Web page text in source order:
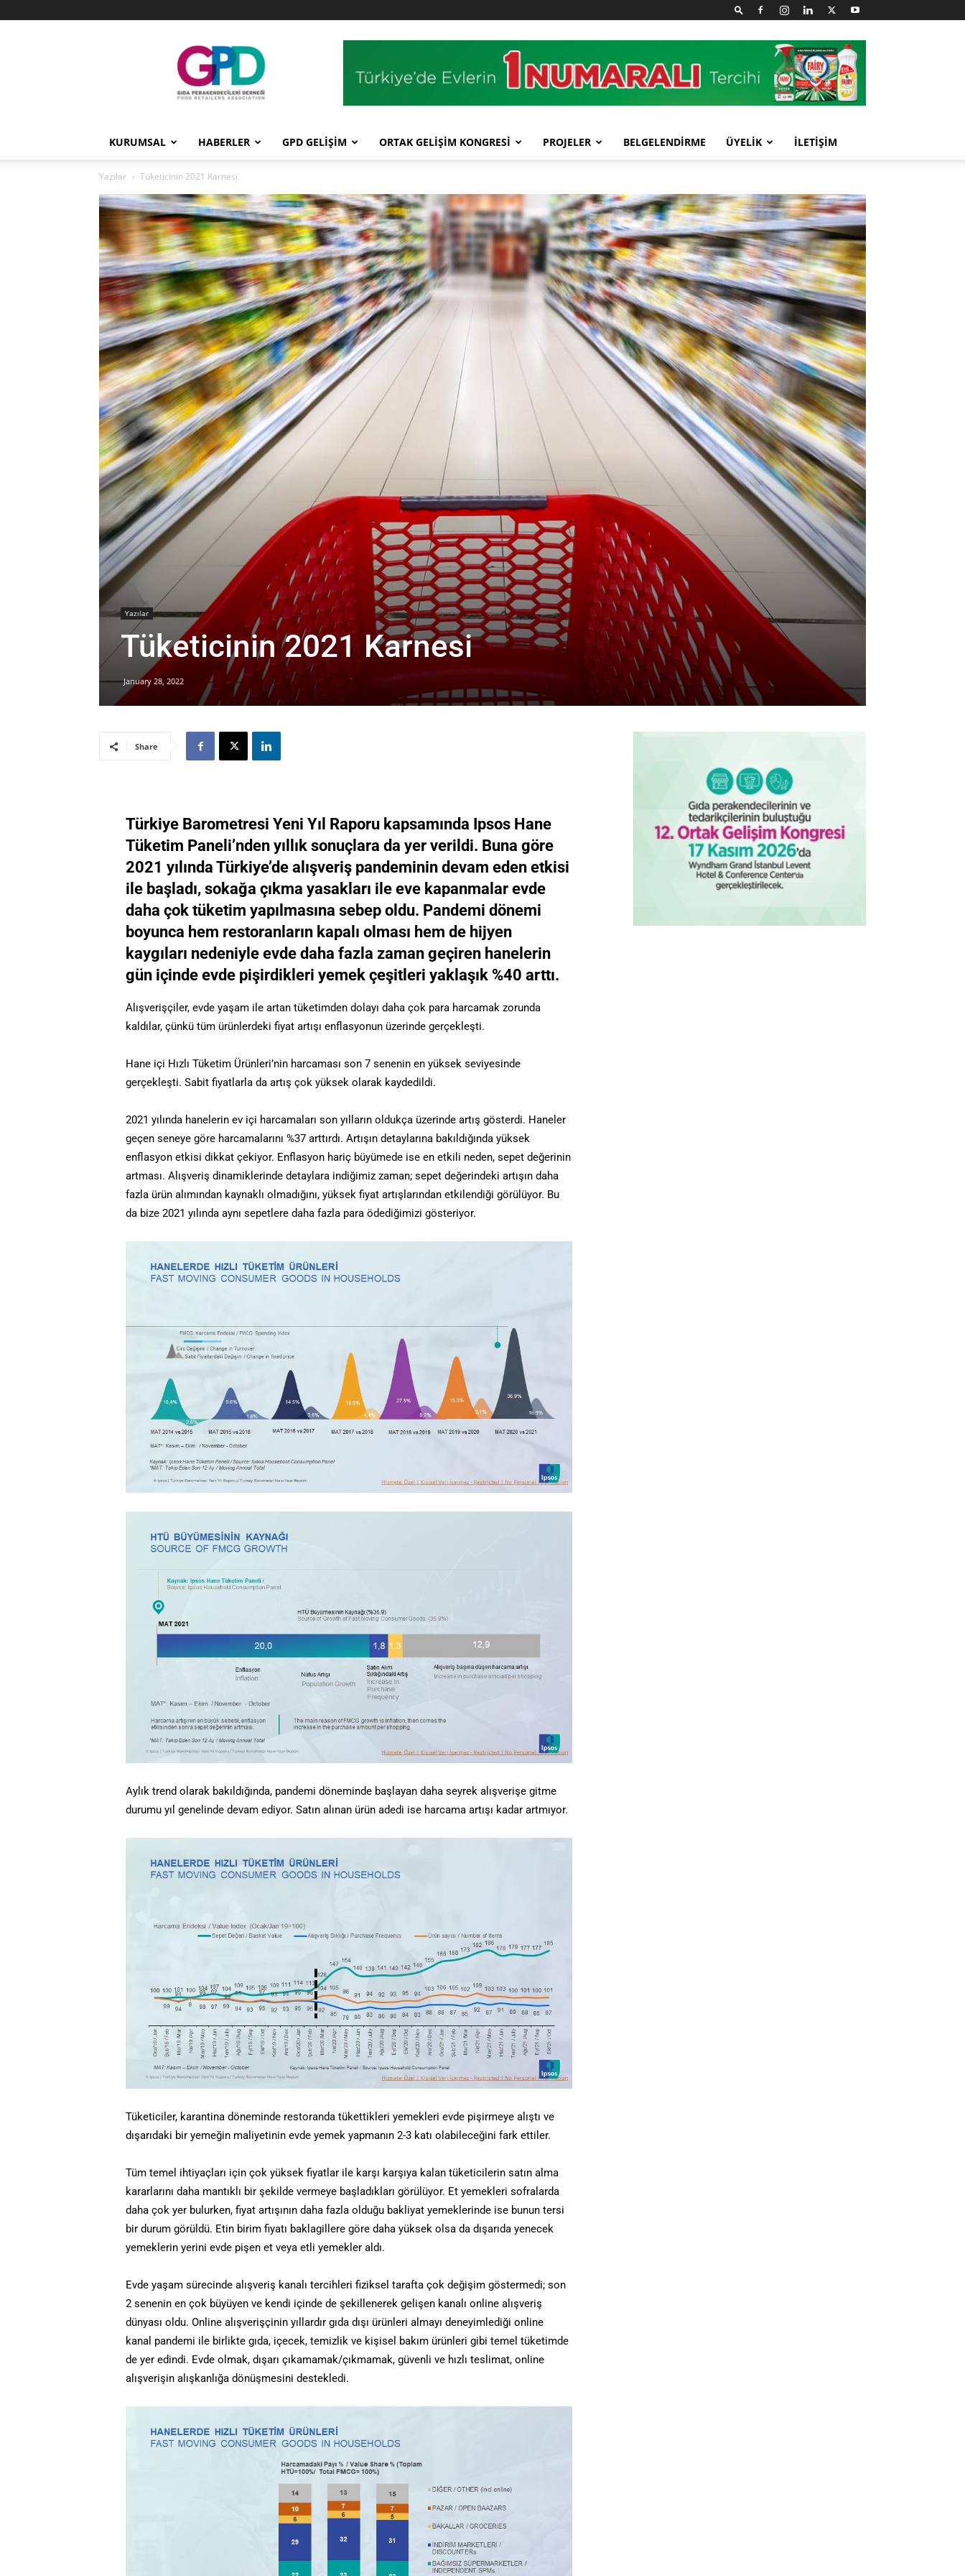
GPD
KURUMSAL HABERLER GPD GELİŞİM ORTAK GELİŞİM KONGRESİ PROJELER BELGELENDİRME ÜYELİK İLETİŞİM
Yazılar Tüketicinin 2021 Karnesi
Yazılar
Tüketicinin 2021 Karnesi
January 28, 2022
Share
Türkiye Barometresi Yeni Yıl Raporu kapsamında Ipsos Hane
Tüketim Paneli’nden yıllık sonuçlara da yer verildi. Buna göre
2021 yılında Türkiye’de alışveriş pandeminin devam eden etkisi
ile başladı, sokağa çıkma yasakları ile eve kapanmalar evde
daha çok tüketim yapılmasına sebep oldu. Pandemi dönemi
boyunca hem restoranların kapalı olması hem de hijyen
kaygıları nedeniyle evde daha fazla zaman geçiren hanelerin
gün içinde evde pişirdikleri yemek çeşitleri yaklaşık %40 arttı.
Alışverişçiler, evde yaşam ile artan tüketimden dolayı daha çok para harcamak zorunda
kaldılar, çünkü tüm ürünlerdeki fiyat artışı enflasyonun üzerinde gerçekleşti.
Hane içi Hızlı Tüketim Ürünleri’nin harcaması son 7 senenin en yüksek seviyesinde
gerçekleşti. Sabit fiyatlarla da artış çok yüksek olarak kaydedildi.
2021 yılında hanelerin ev içi harcamaları son yılların oldukça üzerinde artış gösterdi. Haneler
geçen seneye göre harcamalarını %37 arttırdı. Artışın detaylarına bakıldığında yüksek
enflasyon etkisi dikkat çekiyor. Enflasyon hariç büyümede ise en etkili neden, sepet değerinin
artması. Alışveriş dinamiklerinde detaylara indiğimiz zaman; sepet değerindeki artışın daha
fazla ürün alımından kaynaklı olmadığını, yüksek fiyat artışlarından etkilendiği görülüyor. Bu
da bize 2021 yılında aynı sepetlere daha fazla para ödediğimizi gösteriyor.
Aylık trend olarak bakıldığında, pandemi döneminde başlayan daha seyrek alışverişe gitme
durumu yıl genelinde devam ediyor. Satın alınan ürün adedi ise harcama artışı kadar artmıyor.
Tüketiciler, karantina döneminde restoranda tükettikleri yemekleri evde pişirmeye alıştı ve
dışarıdaki bir yemeğin maliyetinin evde yemek yapmanın 2-3 katı olabileceğini fark ettiler.
Tüm temel ihtiyaçları için çok yüksek fiyatlar ile karşı karşıya kalan tüketicilerin satın alma
kararlarını daha mantıklı bir şekilde vermeye başladıkları görülüyor. Et yemekleri sofralarda
daha çok yer bulurken, fiyat artışının daha fazla olduğu bakliyat yemeklerinde ise bunun tersi
bir durum görüldü. Etin birim fiyatı baklagillere göre daha yüksek olsa da dışarıda yenecek
yemeklerin yerini evde pişen et veya etli yemekler aldı.
Evde yaşam sürecinde alışveriş kanalı tercihleri fiziksel tarafta çok değişim göstermedi; son
2 senenin en çok büyüyen ve kendi içinde de şekillenerek gelişen kanalı online alışveriş
dünyası oldu. Online alışverişçinin yıllardır gıda dışı ürünleri almayı deneyimlediği online
kanal pandemi ile birlikte gıda, içecek, temizlik ve kişisel bakım ürünleri gibi temel tüketimde
de yer edindi. Evde olmak, dışarı çıkamamak/çıkmamak, güvenli ve hızlı teslimat, online
alışverişin alışkanlığa dönüşmesini destekledi.